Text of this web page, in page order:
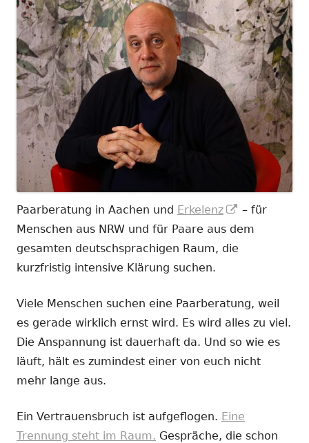
Paarberatung in Aachen und Erkelenz
In
neuem
– für
Menschen aus NRW und für Paare aus dem
gesamten deutschsprachigen Raum, die
kurzfristig intensive Klärung suchen.
Viele Menschen suchen eine Paarberatung, weil
es gerade wirklich ernst wird. Es wird alles zu viel.
Die Anspannung ist dauerhaft da. Und so wie es
läuft, hält es zumindest einer von euch nicht
mehr lange aus.
Ein Vertrauensbruch ist aufgeflogen. Eine
Trennung steht im Raum. Gespräche, die schon